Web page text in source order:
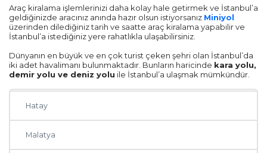
Araç kiralama işlemlerinizi daha kolay hale getirmek ve İstanbul’a
geldiğinizde aracınız anında hazır olsun istiyorsanız Miniyol
üzerinden dilediğiniz tarih ve saatte araç kiralama yapabilir ve
İstanbul’a istediğiniz yere rahatlıkla ulaşabilirsiniz.
Dünyanın en büyük ve en çok turist çeken şehri olan İstanbul’da
iki adet havalimanı bulunmaktadır. Bunların haricinde kara yolu,
demir yolu ve deniz yolu ile İstanbul’a ulaşmak mümkündür.
Ordu
Eskişehir
Hatay
Malatya